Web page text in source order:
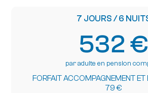
7 JOURS / 6
532 €
par adulte en pension
FORFAIT ACCOMPAGNEMENT
79 €